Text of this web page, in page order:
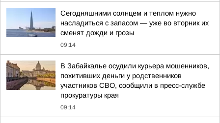
Сегодняшними солнцем и теплом нужно
насладиться с запасом — уже во вторник их
сменят дожди и грозы
09:14
В Забайкалье осудили курьера мошенников,
похитивших деньги у родственников
участников СВО, сообщили в пресс-службе
прокуратуры края
09:14